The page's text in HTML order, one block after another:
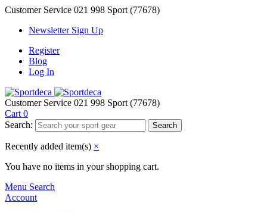
Customer Service 021 998 Sport (77678)
Newsletter Sign Up
Register
Blog
Log In
Customer Service 021 998 Sport (77678)
Cart 0
Search:
Search
Recently added item(s) ×
You have no items in your shopping cart.
Menu Search
Account